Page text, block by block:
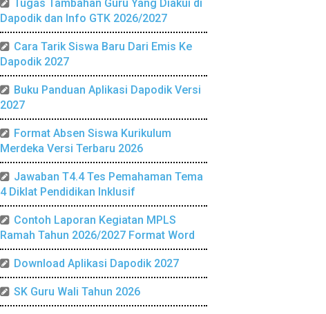
Tugas Tambahan Guru Yang Diakui di
Dapodik dan Info GTK 2026/2027
Cara Tarik Siswa Baru Dari Emis Ke
Dapodik 2027
Buku Panduan Aplikasi Dapodik Versi
2027
Format Absen Siswa Kurikulum
Merdeka Versi Terbaru 2026
Jawaban T4.4 Tes Pemahaman Tema
4 Diklat Pendidikan Inklusif
Contoh Laporan Kegiatan MPLS
Ramah Tahun 2026/2027 Format Word
Download Aplikasi Dapodik 2027
SK Guru Wali Tahun 2026